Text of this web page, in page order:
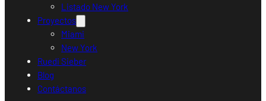
Listado New York
Proyectos
Miami
New York
Ruedi Sieber
Blog
Contáctanos